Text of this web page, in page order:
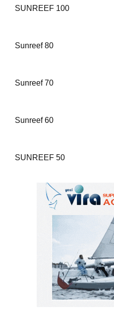
SUNREEF 100
Sunreef 80
Sunreef 70
Sunreef 60
SUNREEF 50